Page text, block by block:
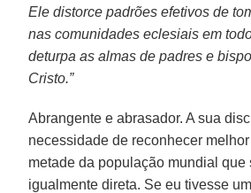
Ele distorce padrões efetivos de
nas comunidades eclesiais em
deturpa as almas de padres e
Cristo.”
Abrangente e abrasador. A sua
necessidade de reconhecer
metade da população mundial que
igualmente direta. Se eu tivesse